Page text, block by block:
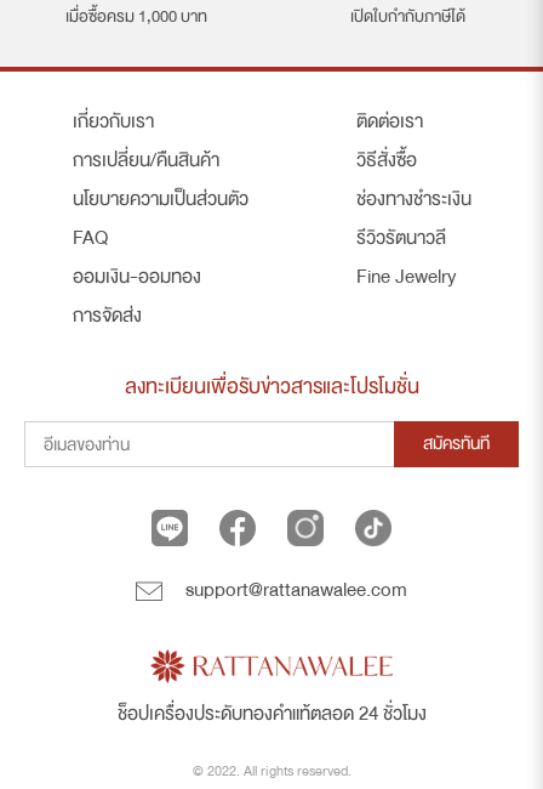
เมื่อซื้อครม 1,000 บาท เปิดใบกำกับภาษีได้
เกี่ยวกับเรา
การเปลี่ยน/คืนสินค้า
นโยบายความเป็นส่วนตัว
FAQ
ออมเงิน-ออมทอง
การจัดส่ง
ติดต่อเรา
วิธีสั่งซื้อ
ช่องทางชำระเงิน
รีวิวรัตนาวลี
Fine Jewelry
ลงทะเบียนเพื่อรับข่าวสารและโปรโมชั่น
สมัครทันที
support@rattanawalee.com
ช็อปเครื่องประดับทองคำแท้ตลอด 24 ชั่วโมง
© 2022. All rights reserved.